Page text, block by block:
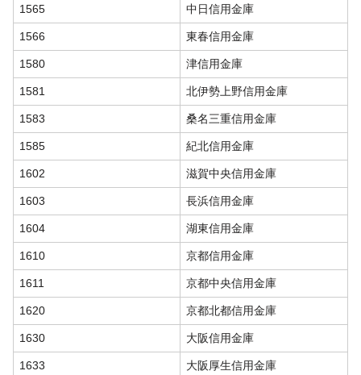
1565 中日信用金庫
1566 東春信用金庫
1580 津信用金庫
1581 北伊勢上野信用金庫
1583 桑名三重信用金庫
1585 紀北信用金庫
1602 滋賀中央信用金庫
1603 長浜信用金庫
1604 湖東信用金庫
1610 京都信用金庫
1611 京都中央信用金庫
1620 京都北都信用金庫
1630 大阪信用金庫
1633 大阪厚生信用金庫